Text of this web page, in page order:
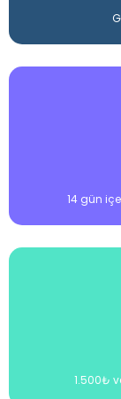
14 gün
1.500₺